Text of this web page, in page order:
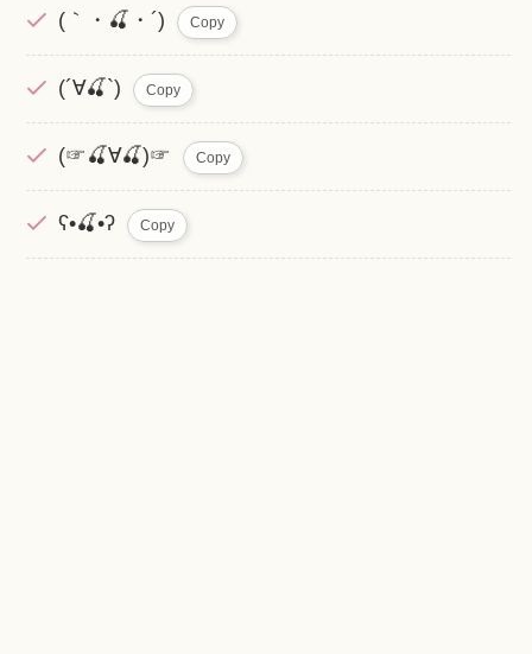
(｀・🍒・´) Copy
(´∀🍒`) Copy
(☞🍒∀🍒)☞ Copy
ʕ•🍒•ʔ Copy